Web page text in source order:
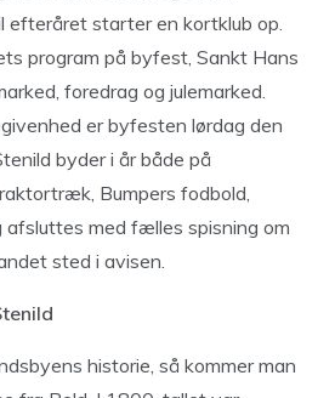
efteråret starter en kortklub op.
program på byfest, Sankt Hans
foredrag og julemarked.
er byfesten lørdag den
byder i år både på
Bumpers fodbold,
afsluttes med fælles spisning om
sted i avisen.
historie, så kommer man